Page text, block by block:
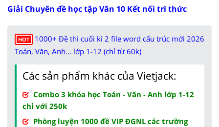
Giải Chuyên đề học tập Văn 10 Kết nối tri thức
HOT
1000+ Đề thi cuối kì 2 file word cấu trúc mới 2026
Toán, Văn, Anh... lớp 1-12 (chỉ từ 60k)
Các sản phẩm khác của Vietjack:
Combo 3 khóa học Toán - Văn - Anh lớp 1-12
chỉ với 250k
Phòng luyện 1000 đề VIP ĐGNL các trường